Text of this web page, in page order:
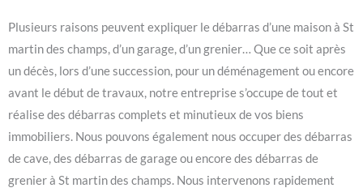
Plusieurs raisons peuvent expliquer le débarras d’une maison à St
martin des champs, d’un garage, d’un grenier… Que ce soit après
un décès, lors d’une succession, pour un déménagement ou encore
avant le début de travaux, notre entreprise s’occupe de tout et
réalise des débarras complets et minutieux de vos biens
immobiliers. Nous pouvons également nous occuper des débarras
de cave, des débarras de garage ou encore des débarras de
grenier à St martin des champs. Nous intervenons rapidement